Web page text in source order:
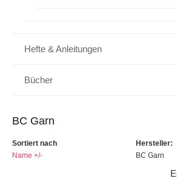
Hefte & Anleitungen
Bücher
BC Garn
Sortiert nach
Name +/-
Hersteller:
BC Garn